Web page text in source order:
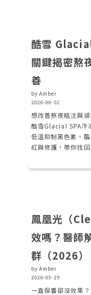
酷雪
關鍵揭密熬
善
by Amber
2026-06-02
想改善熬夜暗沈與
酷雪Glacial SPA冷
低溫抑制黑色素，
紅與修護，帶你找回
鳳凰光（
效嗎？醫師
群（2026）
by Amber
2026-05-29
一直保養卻沒效果